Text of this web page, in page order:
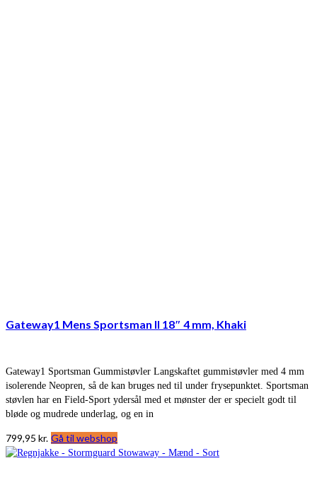
Gateway1 Mens Sportsman II 18″ 4 mm, Khaki
Gateway1 Sportsman Gummistøvler Langskaftet gummistøvler med 4 mm
isolerende Neopren, så de kan bruges ned til under frysepunktet. Sportsman
støvlen har en Field-Sport ydersål med et mønster der er specielt godt til
bløde og mudrede underlag, og en in
799,95 kr. Gå til webshop